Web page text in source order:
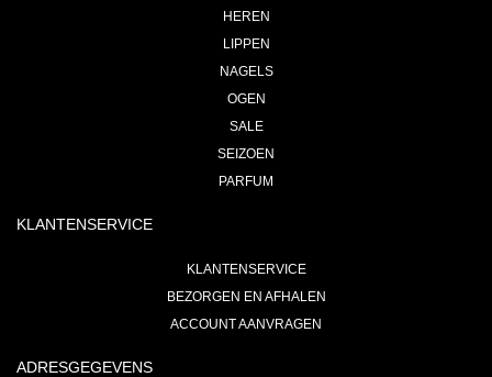
HEREN
LIPPEN
NAGELS
OGEN
SALE
SEIZOEN
PARFUM
KLANTENSERVICE
KLANTENSERVICE
BEZORGEN EN AFHALEN
ACCOUNT AANVRAGEN
ADRESGEGEVENS